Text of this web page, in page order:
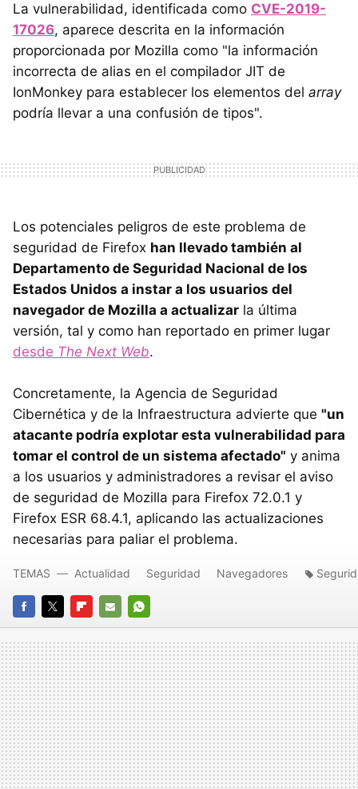
La vulnerabilidad, identificada como CVE-2019-
17026, aparece descrita en la información
proporcionada por Mozilla como "la información
incorrecta de alias en el compilador JIT de
IonMonkey para establecer los elementos del array
podría llevar a una confusión de tipos".
Los potenciales peligros de este problema de
seguridad de Firefox han llevado también al
Departamento de Seguridad Nacional de los
Estados Unidos a instar a los usuarios del
navegador de Mozilla a actualizar la última
versión, tal y como han reportado en primer lugar
desde The Next Web.
Concretamente, la Agencia de Seguridad
Cibernética y de la Infraestructura advierte que "un
atacante podría explotar esta vulnerabilidad para
tomar el control de un sistema afectado" y anima
a los usuarios y administradores a revisar el aviso
de seguridad de Mozilla para Firefox 72.0.1 y
Firefox ESR 68.4.1, aplicando las actualizaciones
necesarias para paliar el problema.
FACEBOOK
TWITTERFLIPBOARD
E-
MAIL
WHATSAPP
TEMAS Actualidad Seguridad Navegadores